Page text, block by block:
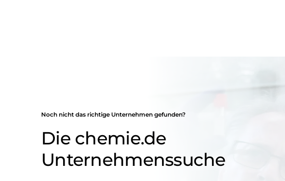
Noch nicht das richtige Unternehmen gefunden?
Die chemie.de
Unternehmenssuche